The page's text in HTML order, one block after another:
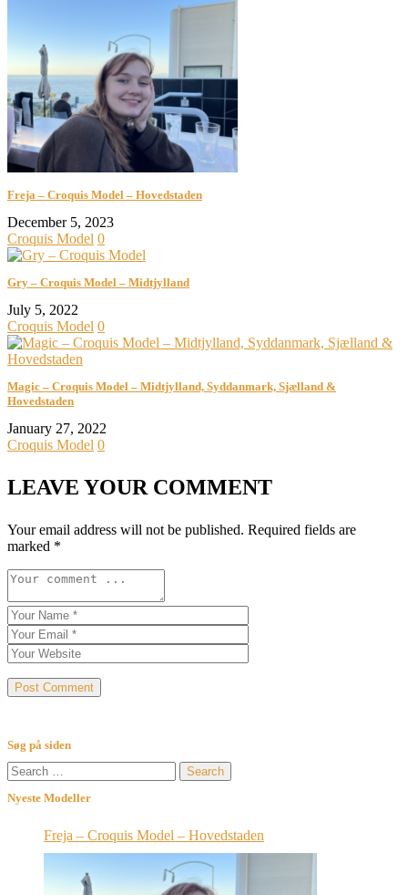
Freja – Croquis Model – Hovedstaden
December 5, 2023
Croquis Model 0
Gry – Croquis Model – Midtjylland
July 5, 2022
Croquis Model 0
Magic – Croquis Model – Midtjylland, Syddanmark, Sjælland &
Hovedstaden
January 27, 2022
Croquis Model 0
LEAVE YOUR COMMENT
Your email address will not be published. Required fields are
marked *
Søg på siden
Search
for:
Nyeste Modeller
Freja – Croquis Model – Hovedstaden